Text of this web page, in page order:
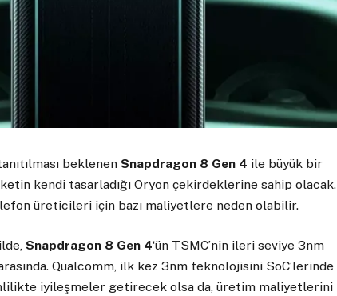
beklenenSnapdragon 8 Gen 4 ile büyük bir
kendi tasarladığı Oryon çekirdeklerine sahip olacak.
üreticileri için bazı maliyetlere neden olabilir.
Snapdragon 8 Gen 4‘ün TSMC’nin ileri seviye 3nm
Qualcomm, ilk kez 3nm teknolojisini SoC’lerinde
iyileşmeler getirecek olsa da, üretim maliyetlerini